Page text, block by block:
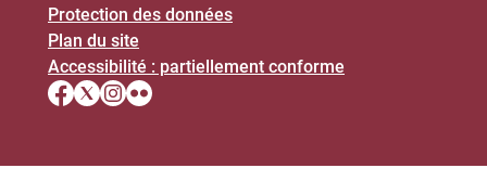
Protection des données
Plan du site
Accessibilité : partiellement conforme